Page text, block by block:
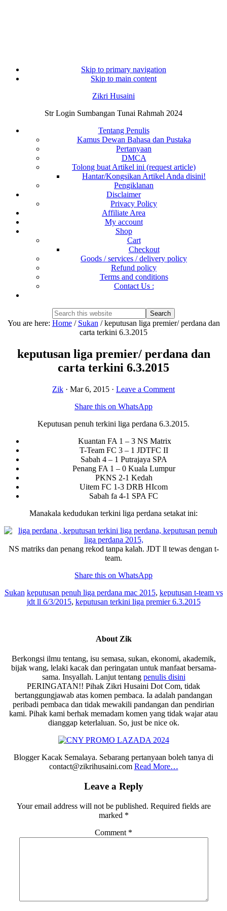
Skip to primary navigation
Skip to main content
Zikri Husaini
Str Login Sumbangan Tunai Rahmah 2024
Tentang Penulis
Kamus Dewan Bahasa dan Pustaka
Pertanyaan
DMCA
Tolong buat Artikel ini (request article)
Hantar/Kongsikan Artikel Anda disini!
Pengiklanan
Disclaimer
Privacy Policy
Affiliate Area
My account
Shop
Cart
Checkout
Goods / services / delivery policy
Refund policy
Terms and conditions
Contact Us :
Search
this
Hide
Search
You are here: Home / Sukan /keputusan liga premier/ perdana dan
carta terkini 6.3.2015
keputusan liga premier/ perdana dan
carta terkini 6.3.2015
Zik · Mar 6, 2015 · Leave a Comment
Share this on WhatsApp
Keputusan penuh terkini liga perdana 6.3.2015.
Kuantan FA 1 – 3 NS Matrix
T-Team FC 3 – 1 JDTFC II
Sabah 4 – 1 Putrajaya SPA
Penang FA 1 – 0 Kuala Lumpur
PKNS 2-1 Kedah
Uitem FC 1-3 DRB HIcom
Sabah fa 4-1 SPA FC
Manakala kedudukan terkini liga perdana setakat ini:
NS matriks dan penang rekod tanpa kalah. JDT ll tewas dengan t-
team.
Share this on WhatsApp
Sukan keputusan penuh liga perdana mac 2015, keputusan t-team vs
jdt ll 6/3/2015, keputusan terkini liga premier 6.3.2015
About Zik
Berkongsi ilmu tentang, isu semasa, sukan, ekonomi, akademik,
bijak wang, lelaki kacak dan peringatan untuk manfaat bersama-
sama. Insyallah. Lanjut tentang penulis disini
PERINGATAN!! Pihak Zikri Husaini Dot Com, tidak
bertanggungjawab atas komen pembaca. Ia adalah pandangan
peribadi pembaca dan tidak mewakili pandangan dan pendirian
kami. Pihak kami berhak memadam komen yang tidak wajar atau
dianggap keterlaluan. So, just be nice ok.
Blogger Kacak Semalaya. Sebarang pertanyaan boleh tanya di
contact@zikrihusaini.com Read More…
Leave a Reply
Your email address will not be published. Required fields are
marked *
Comment *